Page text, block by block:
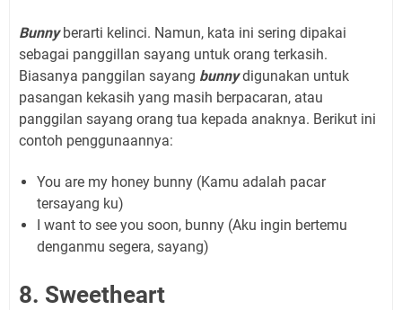
Bunnyberarti kelinci. Namun, kata ini sering dipakai
sebagai panggillan sayang untuk orang terkasih.
Biasanya panggilan sayang bunnydigunakan untuk
pasangan kekasih yang masih berpacaran, atau
panggilan sayang orang tua kepada anaknya. Berikut ini
contoh penggunaannya:
You are my honey bunny (Kamu adalah pacar
tersayang ku)
I want to see you soon, bunny (Aku ingin bertemu
denganmu segera, sayang)
8. Sweetheart